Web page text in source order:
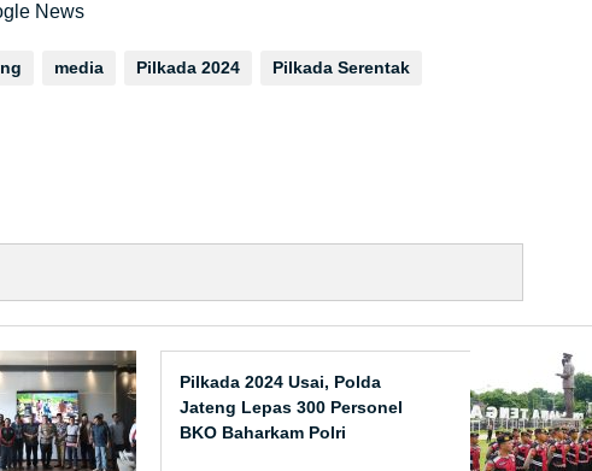
News
media Pilkada 2024 Pilkada Serentak
Pilkada 2024 Usai, Polda
Jateng Lepas 300 Personel
BKO Baharkam Polri